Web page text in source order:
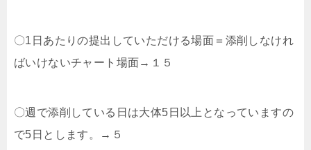
〇1日あたりの提出していただける場面＝添削しなけれ
ばいけないチャート場面→１５
〇週で添削している日は大体5日以上となっていますの
で5日とします。→５